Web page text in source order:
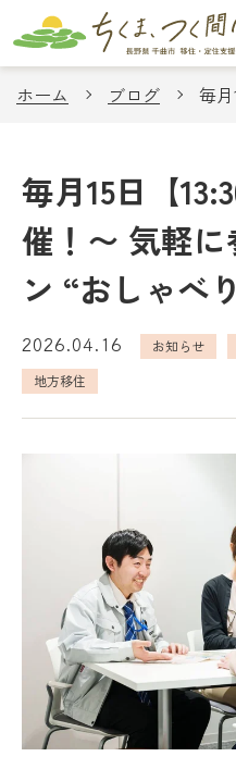
ホーム ブログ 毎
毎月15日【
催！〜 気軽
ン “おしゃべ
2026.04.16 お知らせ
地方移住